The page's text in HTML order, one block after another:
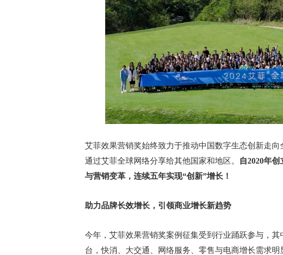
艾菲效果营销奖始终致力于推动中国数字生态创新走
通过艾菲全球网络分享给其他国家和地区。
自2020年
与营销变革，连续五年实现“创新”增长！
助力品牌长效增长，引领商业增长新趋势
今年，艾菲效果营销奖案例征集受到行业踊跃参与，
台，快消、大交通、网络服务、零售与电商增长需求